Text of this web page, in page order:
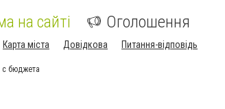
на сайті Оголошення
Карта міста Довідкова Питання-відповідь
с бюджета